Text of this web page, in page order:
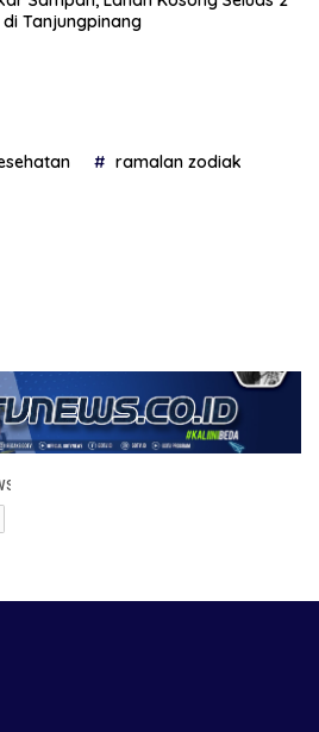
Tanjungpinang
ramalan zodiak